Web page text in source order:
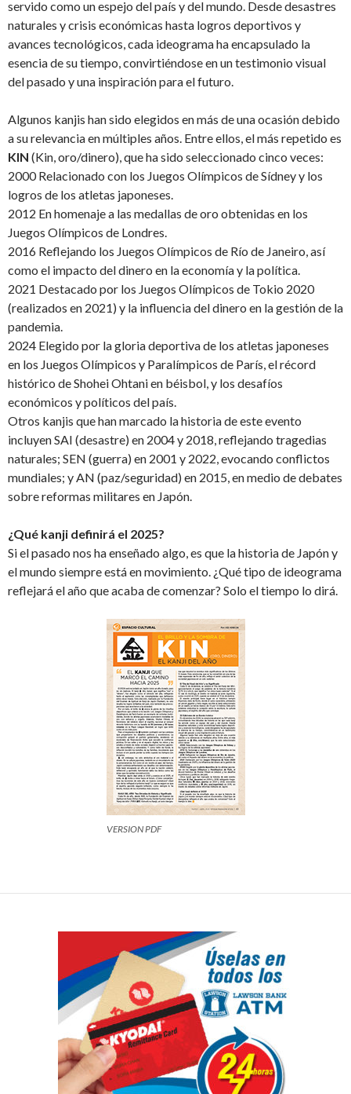
servido como un espejo del país y del mundo. Desde desastres
naturales y crisis económicas hasta logros deportivos y
avances tecnológicos, cada ideograma ha encapsulado la
esencia de su tiempo, convirtiéndose en un testimonio visual
del pasado y una inspiración para el futuro.
Algunos kanjis han sido elegidos en más de una ocasión debido
a su relevancia en múltiples años. Entre ellos, el más repetido es
KIN (Kin, oro/dinero), que ha sido seleccionado cinco veces:
2000 Relacionado con los Juegos Olímpicos de Sídney y los
logros de los atletas japoneses.
2012 En homenaje a las medallas de oro obtenidas en los
Juegos Olímpicos de Londres.
2016 Reflejando los Juegos Olímpicos de Río de Janeiro, así
como el impacto del dinero en la economía y la política.
2021 Destacado por los Juegos Olímpicos de Tokio 2020
(realizados en 2021) y la influencia del dinero en la gestión de la
pandemia.
2024 Elegido por la gloria deportiva de los atletas japoneses
en los Juegos Olímpicos y Paralímpicos de París, el récord
histórico de Shohei Ohtani en béisbol, y los desafíos
económicos y políticos del país.
Otros kanjis que han marcado la historia de este evento
incluyen SAI (desastre) en 2004 y 2018, reflejando tragedias
naturales; SEN (guerra) en 2001 y 2022, evocando conflictos
mundiales; y AN (paz/seguridad) en 2015, en medio de debates
sobre reformas militares en Japón.
¿Qué kanji definirá el 2025?
Si el pasado nos ha enseñado algo, es que la historia de Japón y
el mundo siempre está en movimiento. ¿Qué tipo de ideograma
reflejará el año que acaba de comenzar? Solo el tiempo lo dirá.
VERSION PDF